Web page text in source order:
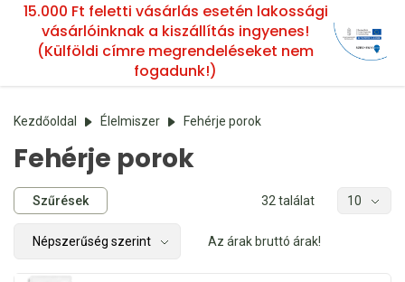
15.000 Ft feletti vásárlás esetén lakossági
vásárlóinknak a kiszállítás ingyenes!
(Külföldi címre megrendeléseket nem
fogadunk!)
Kezdőoldal Élelmiszer Fehérje porok
Fehérje porok
Szűrések 32 találat
Az árak bruttó árak!